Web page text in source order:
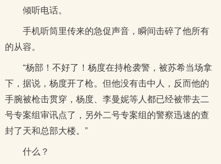
倾听电话。
手机听筒里传来的急促声音，瞬间击碎了他所有
的从容。
“杨部！不好了！杨度在持枪袭警，被苏希当场拿
下，据说，杨度开了枪。但他没有击中人，反而他的
手腕被枪击贯穿，杨度、李曼妮等人都已经被带去二
号专案组审讯点了，另外二号专案组的警察迅速的查
封了天和总部大楼。”
什么？